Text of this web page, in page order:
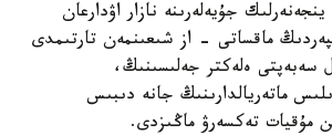
جۇيەلەرىنە نازار اۋدارعان
ماقساتى - از شىعىنمەن تارتىمدى
سەبەپتى ەلەكتر جەلىسىنىڭ،
ماتەريالدارىنىڭ جانە دىبىس
مۇقيات تەكسەرۋ ماڭىزدى.